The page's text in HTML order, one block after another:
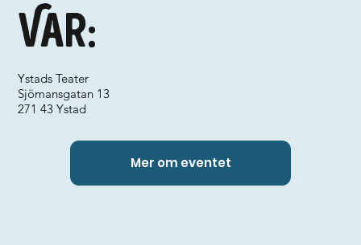
Var:
Ystads Teater
Sjömansgatan 13
271 43 Ystad
Mer om eventet